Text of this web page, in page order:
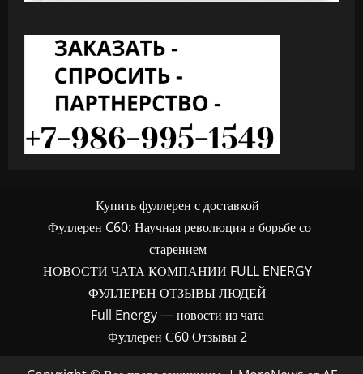
Купить фуллерен с доставкой
Фуллерен C60: Научная революция в борьбе со
старением
НОВОСТИ ЧАТА КОМПАНИИ FULL ENERGY
ФУЛЛЕРЕН ОТЗЫВЫ ЛЮДЕЙ
Full Energy — новости из чата
Фуллерен С60 Отзывы 2